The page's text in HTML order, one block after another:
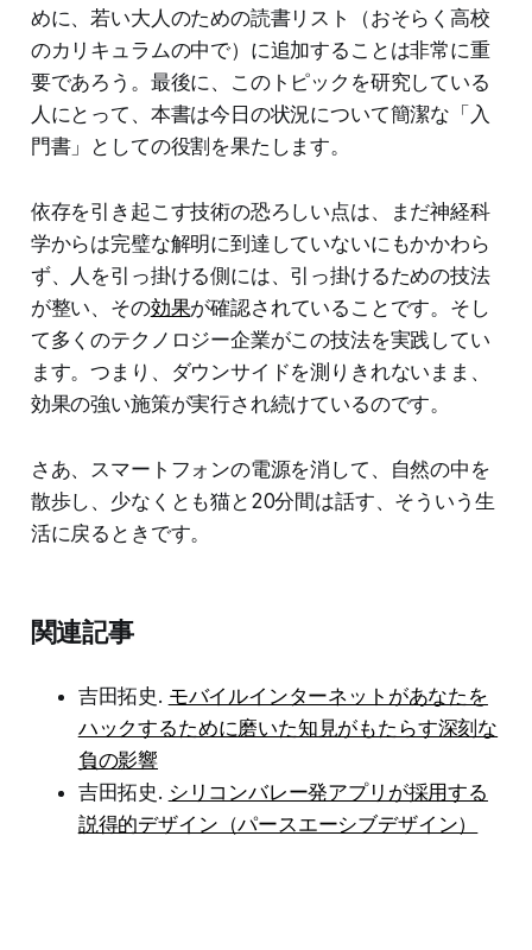
めに、若い大人のための読書リスト（おそらく高校
のカリキュラムの中で）に追加することは非常に重
要であろう。最後に、このトピックを研究している
人にとって、本書は今日の状況について簡潔な「入
門書」としての役割を果たします。
依存を引き起こす技術の恐ろしい点は、まだ神経科
学からは完璧な解明に到達していないにもかかわら
ず、人を引っ掛ける側には、引っ掛けるための技法
が整い、その効果が確認されていることです。そし
て多くのテクノロジー企業がこの技法を実践してい
ます。つまり、ダウンサイドを測りきれないまま、
効果の強い施策が実行され続けているのです。
さあ、スマートフォンの電源を消して、自然の中を
散歩し、少なくとも猫と20分間は話す、そういう生
活に戻るときです。
関連記事
吉田拓史. モバイルインターネットがあなたを
ハックするために磨いた知見がもたらす深刻な
負の影響
吉田拓史. シリコンバレー発アプリが採用する
説得的デザイン（パースエーシブデザイン）